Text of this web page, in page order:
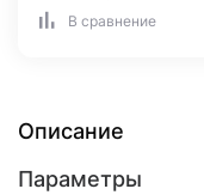
В сравнение
Описание
Параметры